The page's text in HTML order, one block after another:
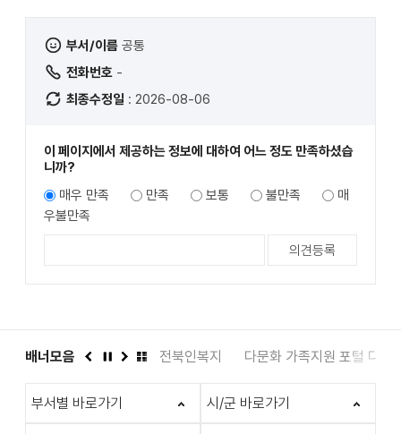
부서/이름 공통
전화번호 -
최종수정일 : 2026-08-06
이 페이지에서 제공하는 정보에 대하여 어느 정도 만족하셨습
니까?
매우 만족
만족 보통 불만족
매
우불만족
배너모음
서관 인권상담 1331 전북인복지 다문화 가족지원 포털 다누
부서별 바로가기 시/군 바로가기